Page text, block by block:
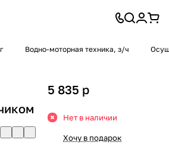
Водно-моторная техника, з/ч
5 835 p
Нет в наличии
Хочу в подарок